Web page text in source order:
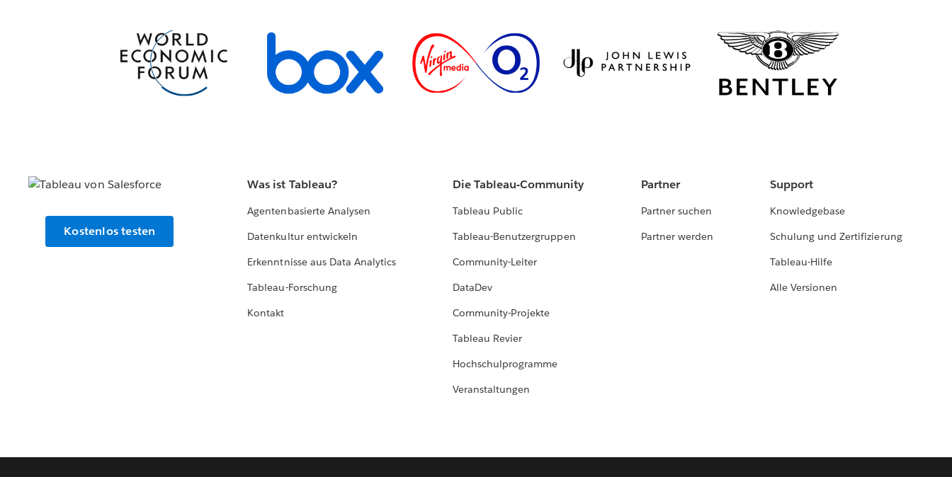
Kostenlos testen
Was ist Tableau?
Agentenbasierte Analysen
Datenkultur entwickeln
Erkenntnisse aus Data Analytics
Tableau-Forschung
Kontakt
Die Tableau-Community
Tableau Public
Tableau-Benutzergruppen
Community-Leiter
DataDev
Community-Projekte
Tableau Revier
Hochschulprogramme
Veranstaltungen
Partner
Partner suchen
Partner werden
Support
Knowledgebase
Schulung und Zertifizierung
Tableau-Hilfe
Alle Versionen